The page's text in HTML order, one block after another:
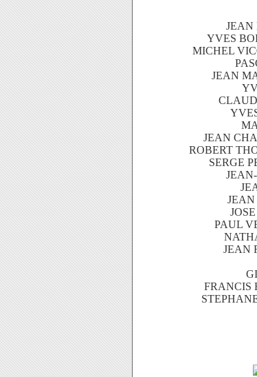
YVES
MICHEL
JEAN
JEAN
ROBERT
SERGE
PAUL
JEAN
FRANCIS